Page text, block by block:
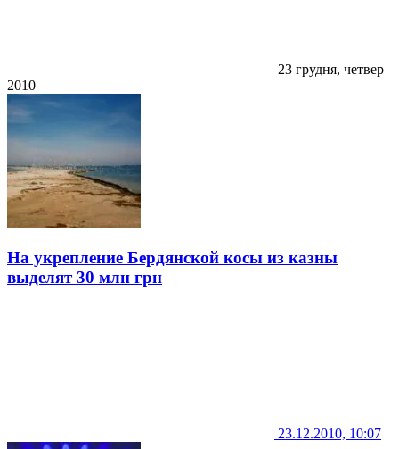
23 грудня, четвер
2010
На укрепление Бердянской косы из казны
выделят 30 млн грн
23.12.2010, 10:07